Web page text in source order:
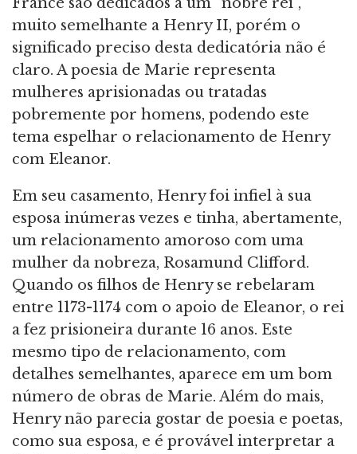
muito semelhante a Henry II, porém o
significado preciso desta dedicatória não é
claro. A poesia de Marie representa
mulheres aprisionadas ou tratadas
pobremente por homens, podendo este
tema espelhar o relacionamento de Henry
com Eleanor.
Em seu casamento, Henry foi infiel à sua
esposa inúmeras vezes e tinha, abertamente,
um relacionamento amoroso com uma
mulher da nobreza, Rosamund Clifford.
Quando os filhos de Henry se rebelaram
entre 1173-1174 com o apoio de Eleanor, o rei
a fez prisioneira durante 16 anos. Este
mesmo tipo de relacionamento, com
detalhes semelhantes, aparece em um bom
número de obras de Marie. Além do mais,
Henry não parecia gostar de poesia e poetas,
como sua esposa, e é provável interpretar a